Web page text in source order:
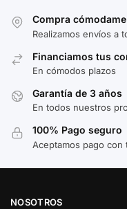
Compra
Realizamos envíos a
Financiamos tus
En cómodos plazos
Garantía de 3 años
En todos nuestros
100% Pago seguro
Aceptamos pago con
NOSOTROS